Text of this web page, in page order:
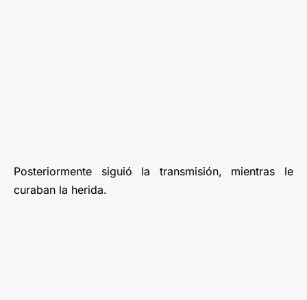
Posteriormente siguió la transmisión, mientras le
curaban la herida.